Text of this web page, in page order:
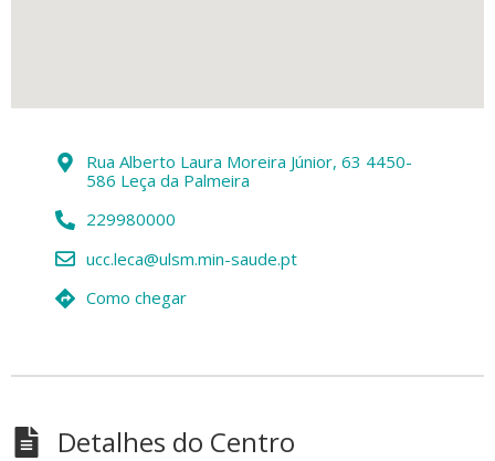
Rua Alberto Laura Moreira Júnior, 63 4450-
586 Leça da Palmeira
229980000
ucc.leca@ulsm.min-saude.pt
Como chegar
Detalhes do Centro